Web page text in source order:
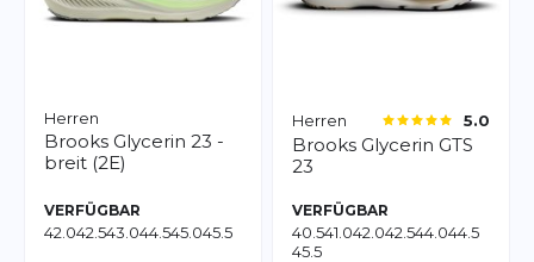
Herren
Brooks Glycerin 23 -
breit (2E)
VERFÜGBAR
42.042.543.044.545.045.5
Herren 5.0
Brooks Glycerin GTS
23
VERFÜGBAR
40.541.042.042.544.044.5
45.5